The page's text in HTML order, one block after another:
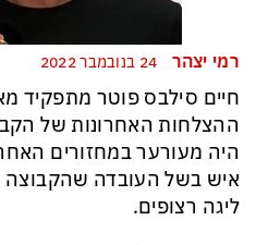
רמי יצהר
חיים סילבס פוטר מתפקיד
ההצלחות האחרונות של
היה מעורער במחזורים
איש בשל העובדה
ליגה רצופים.